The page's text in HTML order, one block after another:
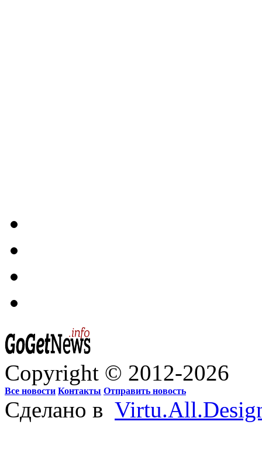
Copyright © 2012-2026
Все новости Контакты Отправить новость
Сделано в